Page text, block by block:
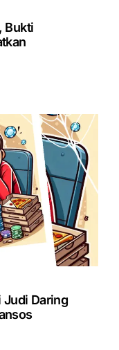
Bukti
Judi Daring